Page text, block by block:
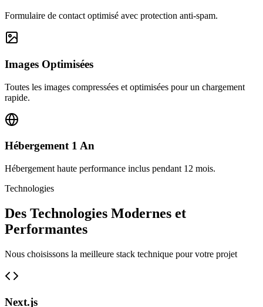
Formulaire de contact optimisé avec protection anti-spam.
Images Optimisées
Toutes les images compressées et optimisées pour un chargement
rapide.
Hébergement 1 An
Hébergement haute performance inclus pendant 12 mois.
Technologies
Des Technologies Modernes et
Performantes
Nous choisissons la meilleure stack technique pour votre projet
Next.js